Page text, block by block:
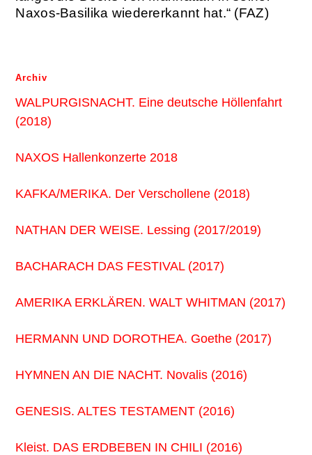
Naxos-Basilika wiedererkannt hat.“ (FAZ)
Archiv
WALPURGISNACHT. Eine deutsche Höllenfahrt
(2018)
NAXOS Hallenkonzerte 2018
KAFKA/MERIKA. Der Verschollene (2018)
NATHAN DER WEISE. Lessing (2017/2019)
BACHARACH DAS FESTIVAL (2017)
AMERIKA ERKLÄREN. WALT WHITMAN (2017)
HERMANN UND DOROTHEA. Goethe (2017)
HYMNEN AN DIE NACHT. Novalis (2016)
GENESIS. ALTES TESTAMENT (2016)
Kleist. DAS ERDBEBEN IN CHILI (2016)